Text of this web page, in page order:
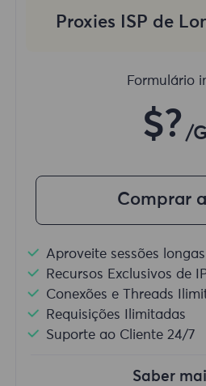
Proxies ISP de
Formulário
$? /
Comprar
Aproveite sessões longas
Recursos Exclusivos de
Conexões e Threads
Requisições Ilimitadas
Suporte ao Cliente 24/7
Saber